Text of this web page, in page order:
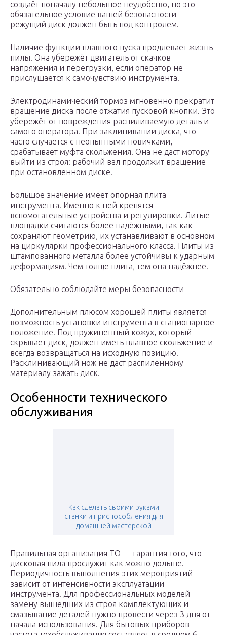
создаёт поначалу небольшое неудобство, но это
обязательное условие вашей безопасности –
режущий диск должен быть под контролем.
Наличие функции плавного пуска продлевает жизнь
пилы. Она убережёт двигатель от скачков
напряжения и перегрузки, если оператор не
прислушается к самочувствию инструмента.
Электродинамический тормоз мгновенно прекратит
вращение диска после отжатия пусковой кнопки. Это
убережёт от повреждения распиливаемую деталь и
самого оператора. При заклинивании диска, что
часто случается с неопытными новичками,
срабатывает муфта скольжения. Она не даст мотору
выйти из строя: рабочий вал продолжит вращение
при остановленном диске.
Большое значение имеет опорная плита
инструмента. Именно к ней крепятся
вспомогательные устройства и регулировки. Литые
площадки считаются более надёжными, так как
сохраняют геометрию, их устанавливают в основном
на циркулярки профессионального класса. Плиты из
штампованного металла более устойчивы к ударным
деформациям. Чем толще плита, тем она надёжнее.
Обязательно соблюдайте меры безопасности
Дополнительным плюсом хорошей плиты является
возможность установки инструмента в стационарное
положение. Под пружиненный кожух, который
скрывает диск, должен иметь плавное скольжение и
всегда возвращаться на исходную позицию.
Расклинивающий нож не даст распиленному
материалу зажать диск.
Особенности технического
обслуживания
Как сделать своими руками
станки и приспособления для
домашней мастерской
Правильная организация ТО — гарантия того, что
дисковая пила прослужит как можно дольше.
Периодичность выполнения этих мероприятий
зависит от интенсивности эксплуатации
инструмента. Для профессиональных моделей
замену вышедших из строя комплектующих и
смазывание деталей нужно провести через 3 дня от
начала использования. Для бытовых приборов